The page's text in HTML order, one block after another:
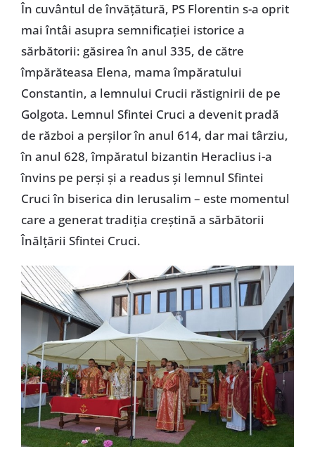
În cuvântul de învățătură, PS Florentin s-a oprit
mai întâi asupra semnificației istorice a
sărbătorii: găsirea în anul 335, de către
împărăteasa Elena, mama împăratului
Constantin, a lemnului Crucii răstignirii de pe
Golgota. Lemnul Sfintei Cruci a devenit pradă
de război a perșilor în anul 614, dar mai târziu,
în anul 628, împăratul bizantin Heraclius i-a
învins pe perși și a readus și lemnul Sfintei
Cruci în biserica din Ierusalim – este momentul
care a generat tradiția creștină a sărbătorii
Înălțării Sfintei Cruci.